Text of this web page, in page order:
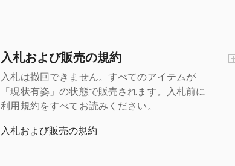
入札および販売の規約
入札は撤回できません。すべてのアイテムが
「現状有姿」の状態で販売されます。入札前に
利用規約をすべてお読みください。
入札および販売の規約